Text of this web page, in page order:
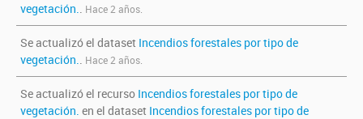
vegetación.. Hace 2 años.
Se actualizó el dataset Incendios forestales por tipo de
vegetación.. Hace 2 años.
Se actualizó el recurso Incendios forestales por tipo de
vegetación. en el dataset Incendios forestales por tipo de